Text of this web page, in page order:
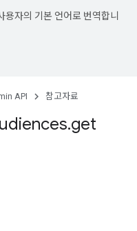
자의 기본 언어로 번역합니
API 참고자료
.get